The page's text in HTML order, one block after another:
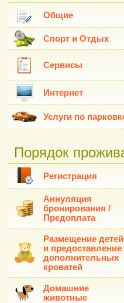
Общие
Спорт и Отдых
Сервисы
Интернет
Услуги по
Порядок
Регистрация
Аннуляция
бронирования /
Предоплата
Размещение детей
и предоставление
дополнительных
кроватей
Домашние
животные